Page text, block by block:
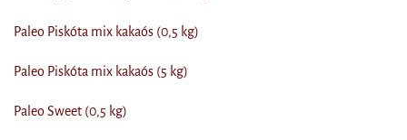
Paleo Piskóta mix kakaós (0,5 kg)
Paleo Piskóta mix kakaós (5 kg)
Paleo Sweet (0,5 kg)